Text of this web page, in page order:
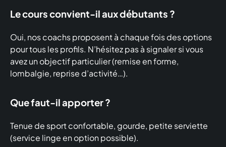
Le cours convient-il aux débutants ?
Oui, nos coachs proposent à chaque fois des options
pour tous les profils. N’hésitez pas à signaler si vous
avez un objectif particulier (remise en forme,
lombalgie, reprise d’activité…).
Que faut-il apporter ?
Tenue de sport confortable, gourde, petite serviette
(service linge en option possible).